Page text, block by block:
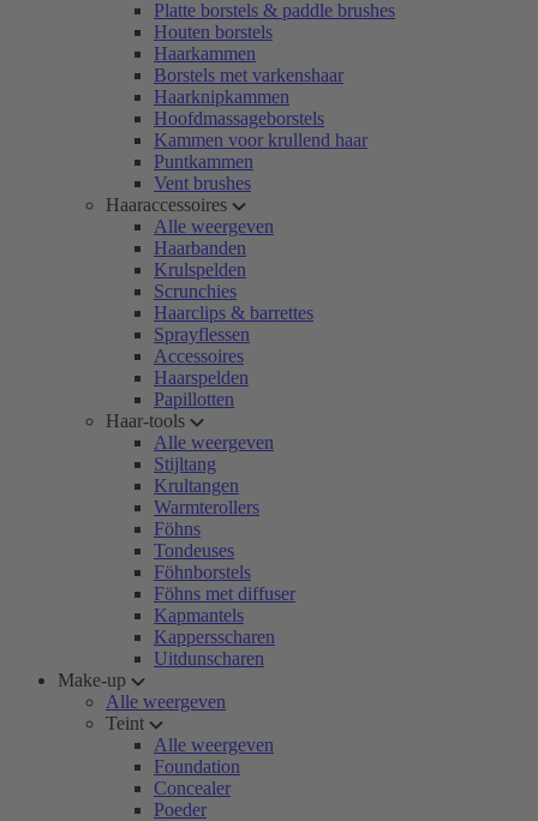
Platte borstels & paddle brushes
Houten borstels
Haarkammen
Borstels met varkenshaar
Haarknipkammen
Hoofdmassageborstels
Kammen voor krullend haar
Puntkammen
Vent brushes
Haaraccessoires
Alle weergeven
Haarbanden
Krulspelden
Scrunchies
Haarclips & barrettes
Sprayflessen
Accessoires
Haarspelden
Papillotten
Haar-tools
Alle weergeven
Stijltang
Krultangen
Warmterollers
Föhns
Tondeuses
Föhnborstels
Föhns met diffuser
Kapmantels
Kappersscharen
Uitdunscharen
Make-up
Alle weergeven
Teint
Alle weergeven
Foundation
Concealer
Poeder